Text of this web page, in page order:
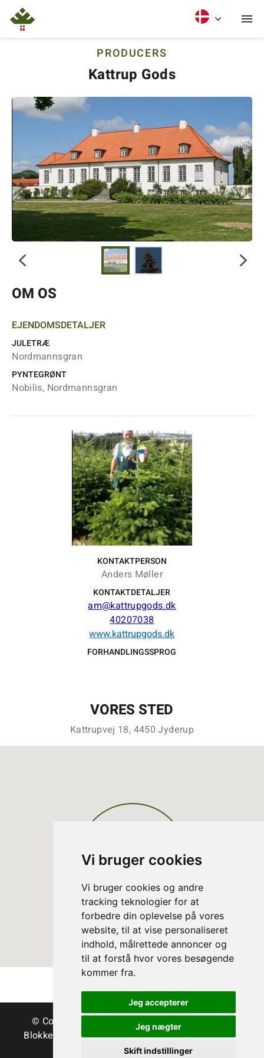
Vi bruger cookies
Vi bruger cookies og andre
tracking teknologier for at
forbedre din oplevelse på vores
website, til at vise personaliseret
indhold, målrettede annoncer og
til at forstå hvor vores besøgende
kommer fra.
Jeg accepterer
Jeg nægter
Skift indstillinger
PRODUCERS
Kattrup Gods
OM OS
EJENDOMSDETALJER
JULETRÆ
Nordmannsgran
PYNTEGRØNT
Nobilis, Nordmannsgran
KONTAKTPERSON
Anders Møller
KONTAKTDETALJER
am@kattrupgods.dk
40207038
www.kattrupgods.dk
FORHANDLINGSSPROG
VORES STED
Kattrupvej 18, 4450 Jyderup
© Copyright Danske Juletræer - Træer & grønt
Blokken 15 | DK-3460 Birkerød | Tlf.:45 35 24 12|
info@christmastree.dk